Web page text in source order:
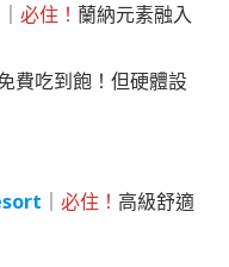
必住！ 蘭納元素融入
費吃到飽！但硬體設
必住！ 高級舒適